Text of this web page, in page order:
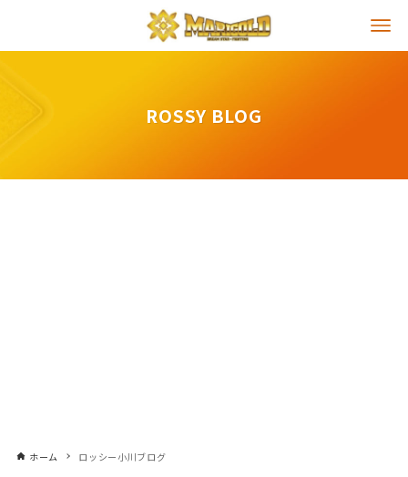
ROSSY BLOG
ホーム ロッシー小川ブログ